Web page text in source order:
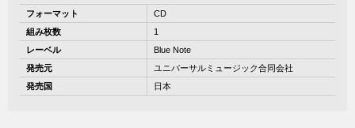
フォーマット
CD
組み枚数
1
レーベル
Blue Note
発売元
ユニバーサルミュージック合同会社
発売国
日本